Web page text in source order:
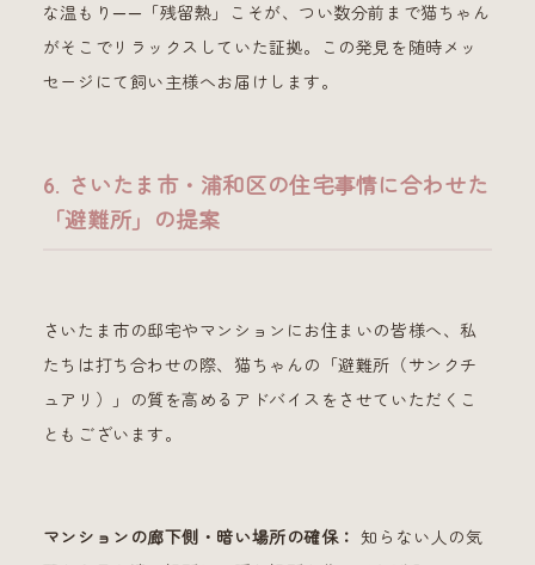
な温もり——「残留熱」こそが、つい数分前まで猫ちゃん
がそこでリラックスしていた証拠。この発見を随時メッ
セージにて飼い主様へお届けします。
6. さいたま市・浦和区の住宅事情に合わせた
「避難所」の提案
さいたま市の邸宅やマンションにお住まいの皆様へ、私
たちは打ち合わせの際、猫ちゃんの「避難所（サンクチ
ュアリ）」の質を高めるアドバイスをさせていただくこ
ともございます。
マンションの廊下側・暗い場所の確保： 知らない人の気